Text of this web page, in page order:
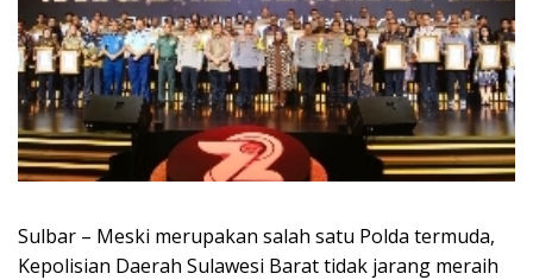
Sulbar – Meski merupakan salah satu Polda termuda,
Kepolisian Daerah Sulawesi Barat tidak jarang meraih